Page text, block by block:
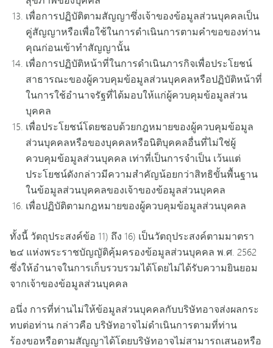
เพื่อการปฏิบัติตามสัญญาซึ่งเจ้าของข้อมูลส่วนบุคคลเป็น
คู่สัญญาหรือเพื่อใช้ในการดำเนินการตามคำขอของท่าน
คุณก่อนเข้าทำสัญญานั้น
เพื่อการปฏิบัติหน้าที่ในการดำเนินภารกิจเพื่อประโยชน์
สาธารณะของผู้ควบคุมข้อมูลส่วนบุคคลหรือปฏิบัติหน้าที่
ในการใช้อำนาจรัฐที่ได้มอบให้แก่ผู้ควบคุมข้อมูลส่วน
บุคคล
เพื่อประโยชน์โดยชอบด้วยกฎหมายของผู้ควบคุมข้อมูล
ส่วนบุคคลหรือของบุคคลหรือนิติบุคคลอื่นที่ไม่ใช่ผู้
ควบคุมข้อมูลส่วนบุคคล เท่าที่เป็นการจำเป็น เว้นแต่
ประโยชน์ดังกล่าวมีความสำคัญน้อยกว่าสิทธิขั้นพื้นฐาน
ในข้อมูลส่วนบุคคลของเจ้าของข้อมูลส่วนบุคคล
เพื่อปฏิบัติตามกฎหมายของผู้ควบคุมข้อมูลส่วนบุคคล
ทั้งนี้ วัตถุประสงค์ข้อ 11) ถึง 16) เป็นวัตถุประสงค์ตามมาตรา
๒๔ แห่งพระราชบัญญัติคุ้มครองข้อมูลส่วนบุคคล พ.ศ. 2562
ซึ่งให้อำนาจในการเก็บรวบรวมได้โดยไม่ได้รับความยินยอม
จากเจ้าของข้อมูลส่วนบุคคล
อนึ่ง การที่ท่านไม่ให้ข้อมูลส่วนบุคคลกับบริษัทอาจส่งผลกระ
ทบต่อท่าน กล่าวคือ บริษัทอาจไม่ดำเนินการตามที่ท่าน
ร้องขอหรือตามสัญญาได้โดยบริษัทอาจไม่สามารถเสนอหรือ